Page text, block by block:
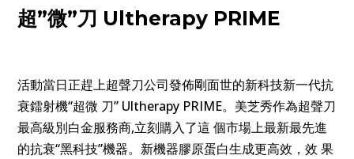
超”微”刀 Ultherapy PRIME
活動當日正趕上超聲刀公司發佈剛面世的新科技新一代抗
衰鐳射機“超微 刀” Ultherapy PRIME。美芝秀作為超聲刀
最高級別白金服務商,立刻購入了這 個市場上最新最先進
的抗衰“黑科技”機器。新機器膠原蛋白生成更高效，效 果